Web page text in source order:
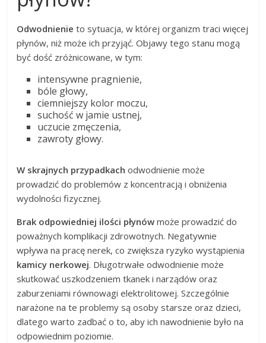
Odwodnienie to sytuacja, w której organizm traci więcej
płynów, niż może ich przyjąć. Objawy tego stanu mogą
być dość zróżnicowane, w tym:
intensywne pragnienie,
bóle głowy,
ciemniejszy kolor moczu,
suchość w jamie ustnej,
uczucie zmęczenia,
zawroty głowy.
W skrajnych przypadkach odwodnienie może
prowadzić do problemów z koncentracją i obniżenia
wydolności fizycznej.
Brak odpowiedniej ilości płynów może prowadzić do
poważnych komplikacji zdrowotnych. Negatywnie
wpływa na pracę nerek, co zwiększa ryzyko wystąpienia
kamicy nerkowej. Długotrwałe odwodnienie może
skutkować uszkodzeniem tkanek i narządów oraz
zaburzeniami równowagi elektrolitowej. Szczególnie
narażone na te problemy są osoby starsze oraz dzieci,
dlatego warto zadbać o to, aby ich nawodnienie było na
odpowiednim poziomie.